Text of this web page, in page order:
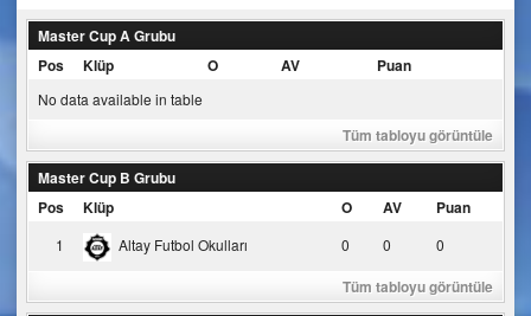
Master Cup A Grubu
Pos
Klüp O AV Puan
No data available in table
Tüm tabloyu görüntüle
Master Cup B Grubu
Pos
Klüp O AV Puan
1 Altay Futbol Okulları 0 0 0
Tüm tabloyu görüntüle